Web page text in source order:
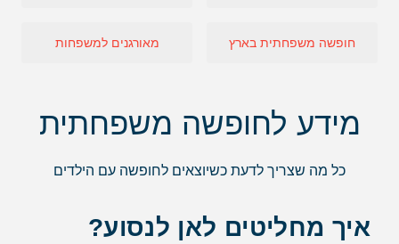
חופשה משפחתית בארץ מאורגנים למשפחות
מידע לחופשה משפחתית
כל מה שצריך לדעת כשיוצאים לחופשה עם הילדים
איך מחליטים לאן לנסוע?